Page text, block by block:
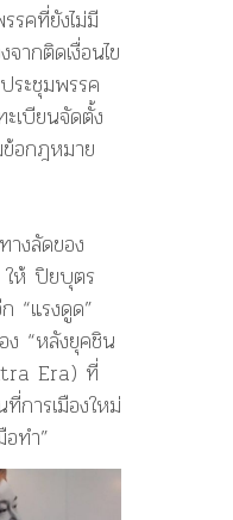
รคที่ยังไม่มี
ากติดเงื่อนไข
ระชุมพรรค
เบียนจัดตั้ง
อกฎหมาย
างลัดของ
ให้ ปิยบุตร
“แรงดูด”
ง “หลังยุคชิน
Era) ที่
การเมืองใหม่
ทำ”